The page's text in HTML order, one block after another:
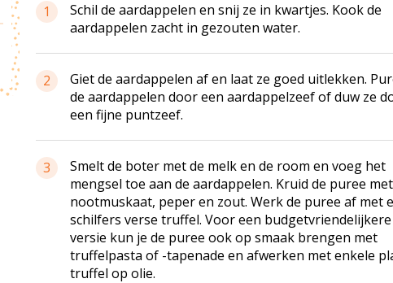
1
Schil de aardappelen en snij ze in kwartjes. Kook de
aardappelen zacht in gezouten water.
2
Giet de aardappelen af en laat ze goed uitlekken.
de aardappelen door een aardappelzeef of duw ze
een fijne puntzeef.
3
Smelt de boter met de melk en de room en voeg het
mengsel toe aan de aardappelen. Kruid de puree met
nootmuskaat, peper en zout. Werk de puree af met
schilfers verse truffel. Voor een budgetvriendelijkere
versie kun je de puree ook op smaak brengen met
truffelpasta of -tapenade en afwerken met enkele
truffel op olie.